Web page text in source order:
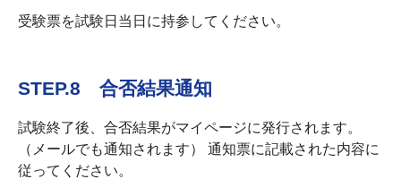
受験票を試験日当日に持参してください。
STEP.8 合否結果通知
試験終了後、合否結果がマイページに発行されます。
（メールでも通知されます） 通知票に記載された内容に
従ってください。